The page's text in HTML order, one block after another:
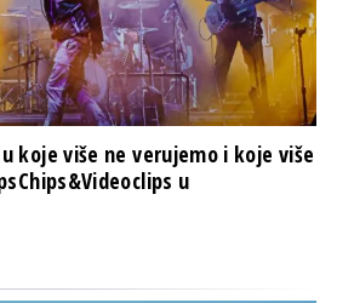
koje više ne verujemo i koje više
u